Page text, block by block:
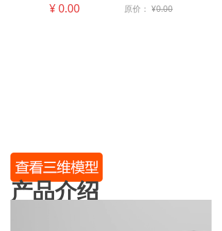
¥0.00
产品介绍
原价： ¥0.00